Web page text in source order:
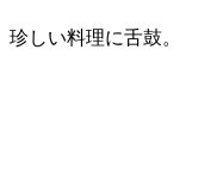
珍しい料理に舌鼓。